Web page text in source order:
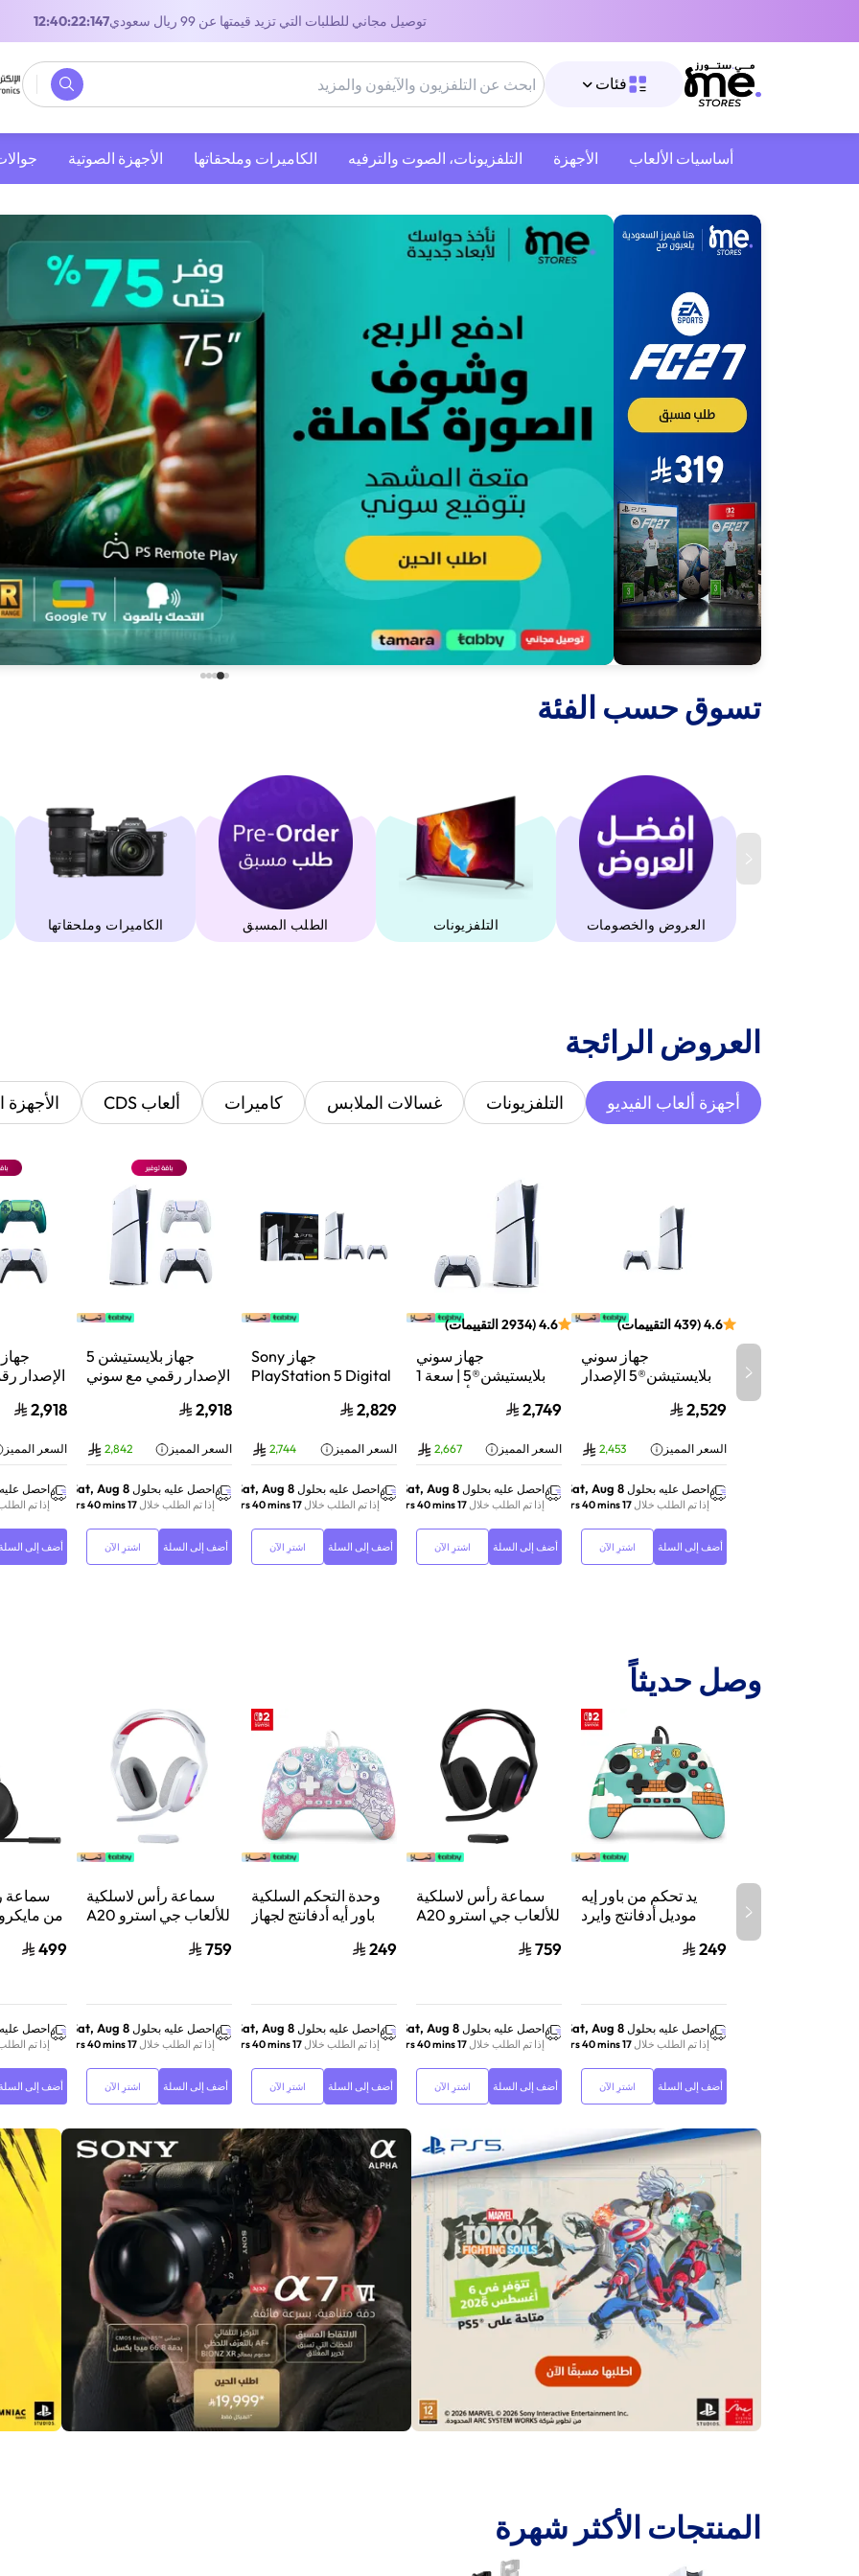
توصيل مجاني للطلبات التي تزيد قيمتها عن 99 ريال سعودي 11:40:22:147
فئات
أساسيات الألعاب الأجهزة التلفزيونات، الصوت والترفيه ‫الكاميرات وملحقاتها‬ الأجهزة الصوتية
‫تسوق حسب الفئة‬
العروض والخصومات التلفزيونات الطلب المسبق ‫الكاميرات وملحقاتها‬
‫العروض الرائجة‬
أجهزة ألعاب الفيديو التلفزيونات غسالات الملابس كاميرات ألعاب CDS الأجهزة
4.6
(
439التقييمات)
جهاز سوني
بلايستيشن®5 الإصدار
تتبع الأشعة | أبيض |
CFI-2116B01Y
2,529
السعر المميز 2,453
احصل عليه بحلول Sat, Aug 8
إذا تم الطلب خلال17 hrs 40 mins
أضف إلى السلة اشترِ الآن
4.6
(
2934التقييمات)
جهاز سوني
بلايستيشن®5 | سعة 1
تيرابايت SSD | أداء فائق
السرعة للألعاب | تتبع
2116A01Y
2,749
السعر المميز 2,667
احصل عليه بحلول Sat, Aug 8
إذا تم الطلب خلال17 hrs 40 mins
أضف إلى السلة اشترِ الآن
جهاز Sony
PlayStation 5 Digital
825 جيجابايت مع وحدة
DualSense Wireless
Controller لاسلكية –
أبيض
2,829
السعر المميز 2,744
احصل عليه بحلول Sat, Aug 8
إذا تم الطلب خلال17 hrs 40 mins
أضف إلى السلة اشترِ الآن
جهاز بلايستيشن 5
الإصدار رقمي مع سوني
2,918
السعر المميز 2,842
احصل عليه بحلول Sat, Aug 8
إذا تم الطلب خلال17 hrs 40 mins
أضف إلى السلة اشترِ الآن
الإصدار
2,918
السعر المميز
احصل
إذا تم
أضف إلى
وصل حديثاً
يد تحكم من باور إيه
موديل أدفانتج وايرد
سلكي، بتقنية هول
بتصميم ماريو تايم
249
احصل عليه بحلول Sat, Aug 8
إذا تم الطلب خلال17 hrs 40 mins
أضف إلى السلة اشترِ الآن
سماعة رأس لاسلكية
للألعاب جي استرو A20
759
احصل عليه بحلول Sat, Aug 8
إذا تم الطلب خلال17 hrs 40 mins
أضف إلى السلة اشترِ الآن
وحدة التحكم السلكية
باور أيه أدفانتج لجهاز
249
احصل عليه بحلول Sat, Aug 8
إذا تم الطلب خلال17 hrs 40 mins
أضف إلى السلة اشترِ الآن
سماعة رأس لاسلكية
للألعاب جي استرو A20
759
احصل عليه بحلول Sat, Aug 8
إذا تم الطلب خلال17 hrs 40 mins
أضف إلى السلة اشترِ الآن
سماعة
من
499
احصل
إذا تم
أضف إلى
‫المنتجات الأكثر شهرة‬